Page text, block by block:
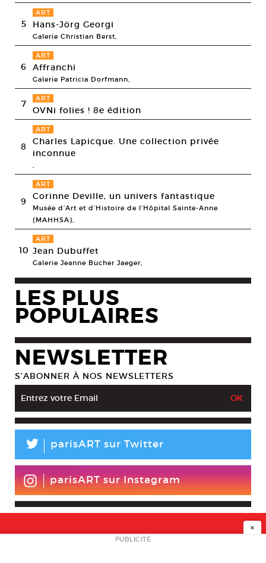
5
ART
Hans-Jörg Georgi
Galerie Christian Berst,
6
ART
Affranchi
Galerie Patricia Dorfmann,
7 ART
OVNi folies ! 8e édition
8
ART
Charles Lapicque. Une collection privée
inconnue
,
9
ART
Corinne Deville, un univers fantastique
Musée d’Art et d’Histoire de l’Hôpital Sainte-Anne
(MAHHSA),
10
ART
Jean Dubuffet
Galerie Jeanne Bucher Jaeger,
LES PLUS
POPULAIRES
NEWSLETTER
S’ABONNER À NOS NEWSLETTERS
L parisART sur Twitter
parisART sur Instagram
NEWSLETTER
×
PUBLICITÉ